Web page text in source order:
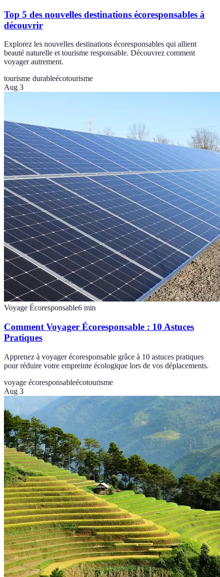
Top 5 des nouvelles destinations écoresponsables à
découvrir
Explorez les nouvelles destinations écoresponsables qui allient
beauté naturelle et tourisme responsable. Découvrez comment
voyager autrement.
tourisme durableécotourisme
Aug 3
Voyage Écoresponsable6 min
Comment Voyager Écoresponsable : 10 Astuces
Pratiques
Apprenez à voyager écoresponsable grâce à 10 astuces pratiques
pour réduire votre empreinte écologique lors de vos déplacements.
voyage écoresponsableécotourisme
Aug 3